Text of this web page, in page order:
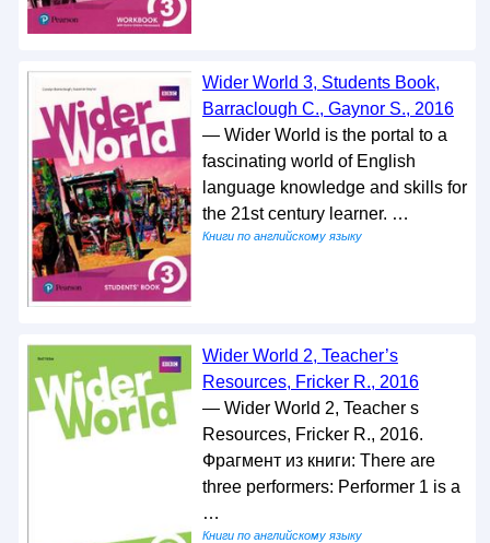
Wider World 3, Students Book,
Barraclough C., Gaynor S., 2016
— Wider World is the portal to a
fascinating world of English
language knowledge and skills for
the 21st century learner. …
Книги по английскому языку
Wider World 2, Teacher’s
Resources, Fricker R., 2016
— Wider World 2, Teacher s
Resources, Fricker R., 2016.
Фрагмент из книги: There are
three performers: Performer 1 is a
…
Книги по английскому языку